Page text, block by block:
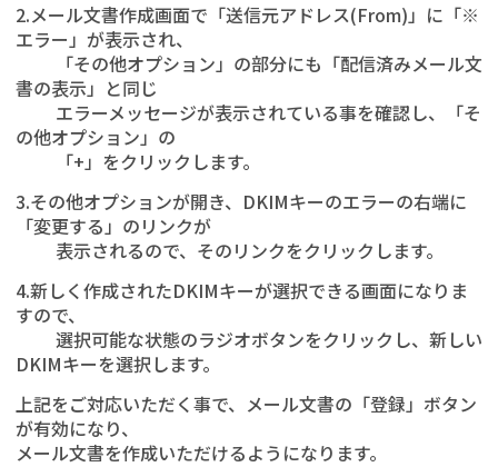
2.メール文書作成画面で「送信元アドレス(From)」に「※
エラー」が表示され、
「その他オプション」の部分にも「配信済みメール文
書の表示」と同じ
エラーメッセージが表示されている事を確認し、「そ
の他オプション」の
「+」をクリックします。
3.その他オプションが開き、DKIMキーのエラーの右端に
「変更する」のリンクが
表示されるので、そのリンクをクリックします。
4.新しく作成されたDKIMキーが選択できる画面になりま
すので、
選択可能な状態のラジオボタンをクリックし、新しい
DKIMキーを選択します。
上記をご対応いただく事で、メール文書の「登録」ボタン
が有効になり、
メール文書を作成いただけるようになります。